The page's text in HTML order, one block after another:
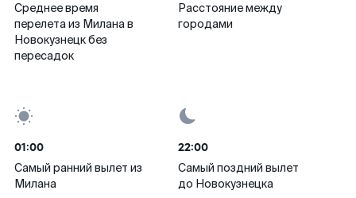
Среднее время
перелета из Милана в
Новокузнецк без
пересадок
Расстояние между
городами
01:00
Самый ранний вылет из
Милана
22:00
Самый поздний вылет
до Новокузнецка